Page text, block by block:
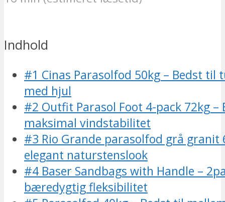
Indhold
#1 Cinas Parasolfod 50kg – Bedst til
med hjul
#2 Outfit Parasol Foot 4-pack 72kg –
maksimal vindstabilitet
#3 Rio Grande parasolfod grå granit
elegant naturstenslook
#4 Baser Sandbags with Handle –
bæredygtig fleksibilitet